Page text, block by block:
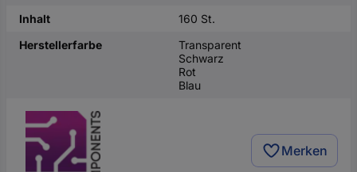
Inhalt
160 St.
Herstellerfarbe
Transparent
Schwarz
Rot
Blau
Merken